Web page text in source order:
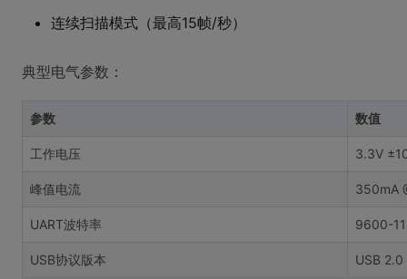
连续扫描模式（最高15帧/秒）
典型电气参数：
参数 数值
工作电压 3.3V
峰值电流 350mA
UART波特率 9600-
USB协议版本 USB